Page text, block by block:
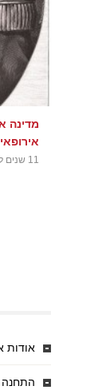
מדינה
אירופאי
11 שנים לפני
אודות
התחנה